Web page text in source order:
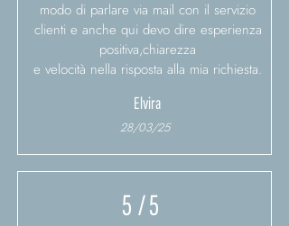
modo di parlare via mail con il servizio
clienti e anche qui devo dire esperienza
positiva,chiarezza
e velocità nella risposta alla mia richiesta.
Elvira
28/03/25
5/ 5